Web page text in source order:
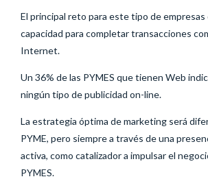
El principal reto para este tipo de empresas
capacidad para completar transacciones
Internet.
Un 36% de las PYMES que tienen Web
ningún tipo de publicidad on-line.
La estrategia óptima de marketing será
PYME, pero siempre a través de una
activa, como catalizador a impulsar el
PYMES.